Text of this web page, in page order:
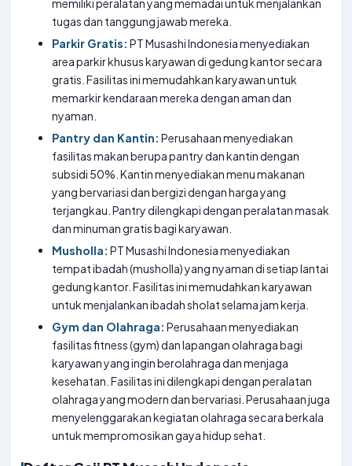
memiliki peralatan yang memadai untuk menjalankan
tugas dan tanggung jawab mereka.
Parkir Gratis: PT Musashi Indonesia menyediakan
area parkir khusus karyawan di gedung kantor secara
gratis. Fasilitas ini memudahkan karyawan untuk
memarkir kendaraan mereka dengan aman dan
nyaman.
Pantry dan Kantin: Perusahaan menyediakan
fasilitas makan berupa pantry dan kantin dengan
subsidi 50%. Kantin menyediakan menu makanan
yang bervariasi dan bergizi dengan harga yang
terjangkau. Pantry dilengkapi dengan peralatan masak
dan minuman gratis bagi karyawan.
Musholla: PT Musashi Indonesia menyediakan
tempat ibadah (musholla) yang nyaman di setiap lantai
gedung kantor. Fasilitas ini memudahkan karyawan
untuk menjalankan ibadah sholat selama jam kerja.
Gym dan Olahraga: Perusahaan menyediakan
fasilitas fitness (gym) dan lapangan olahraga bagi
karyawan yang ingin berolahraga dan menjaga
kesehatan. Fasilitas ini dilengkapi dengan peralatan
olahraga yang modern dan bervariasi. Perusahaan juga
menyelenggarakan kegiatan olahraga secara berkala
untuk mempromosikan gaya hidup sehat.